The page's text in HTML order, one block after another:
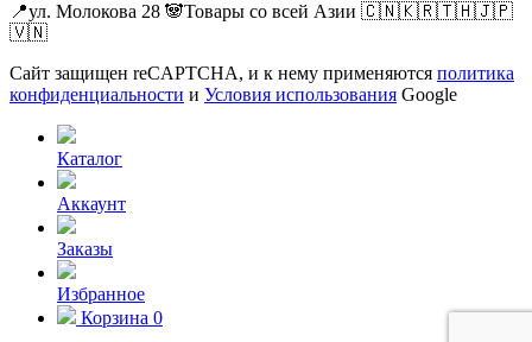
📍ул. Молокова 28 🐼Товары со всей Азии 🇨🇳🇰🇷🇹🇭🇯🇵
🇻🇳
Сайт защищен reCAPTCHA, и к нему применяются политика
конфиденциальности и Условия использования Google
Каталог
Аккаунт
Заказы
Избранное
Корзина 0